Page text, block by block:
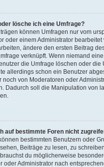
lösche ich eine Umfrage?
können Umfragen nur vom
oder einem Administrator bearbeitet
ändere den ersten Beitrag
verknüpft. Wenn niemand
die Umfrage löschen oder die
allerdings schon ein Benutzer
noch von Moderatoren oder
Dadurch soll die Manipulation von
auf bestimmte Foren nicht
bestimmten Benutzern oder
Beiträge zu lesen, zu
du möglicherweise
oder Administrator nach